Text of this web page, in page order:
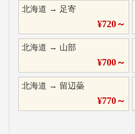
北海道 → 足寄
¥720～
北海道 → 山部
¥700～
北海道 → 留辺蘂
¥770～